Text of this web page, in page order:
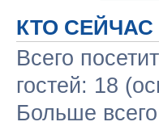
КТО
Всего
гостей: 18
Больше